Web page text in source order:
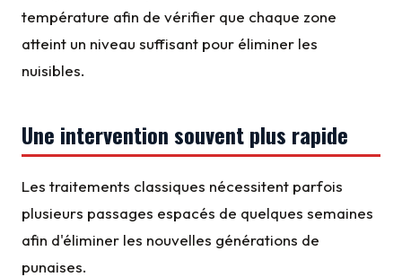
température afin de vérifier que chaque zone
atteint un niveau suffisant pour éliminer les
nuisibles.
Une intervention souvent plus rapide
Les traitements classiques nécessitent parfois
plusieurs passages espacés de quelques semaines
afin d'éliminer les nouvelles générations de
punaises.